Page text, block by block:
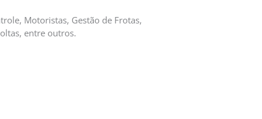
Motoristas, Gestão de Frotas,
entre outros.